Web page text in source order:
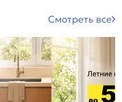
Смотреть все